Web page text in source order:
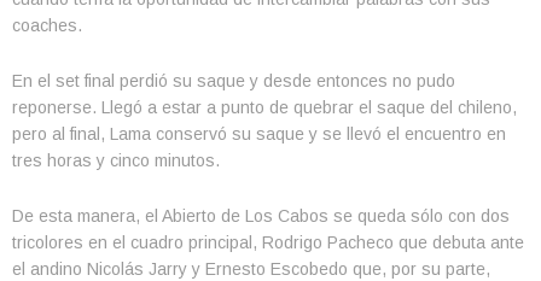
coaches.
En el set final perdió su saque y desde entonces no pudo
reponerse. Llegó a estar a punto de quebrar el saque del chileno,
pero al final, Lama conservó su saque y se llevó el encuentro en
tres horas y cinco minutos.
De esta manera, el Abierto de Los Cabos se queda sólo con dos
tricolores en el cuadro principal, Rodrigo Pacheco que debuta ante
el andino Nicolás Jarry y Ernesto Escobedo que, por su parte,